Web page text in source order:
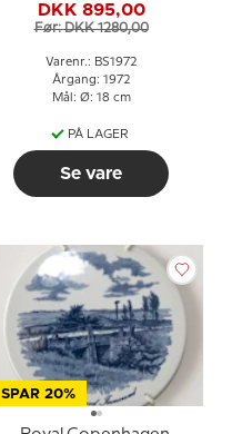
DKK 895,00
Før: DKK 1280,00
Varenr.: BS1972
Årgang: 1972
Mål: Ø: 18 cm
PÅ LAGER
Se vare
SPAR 20%